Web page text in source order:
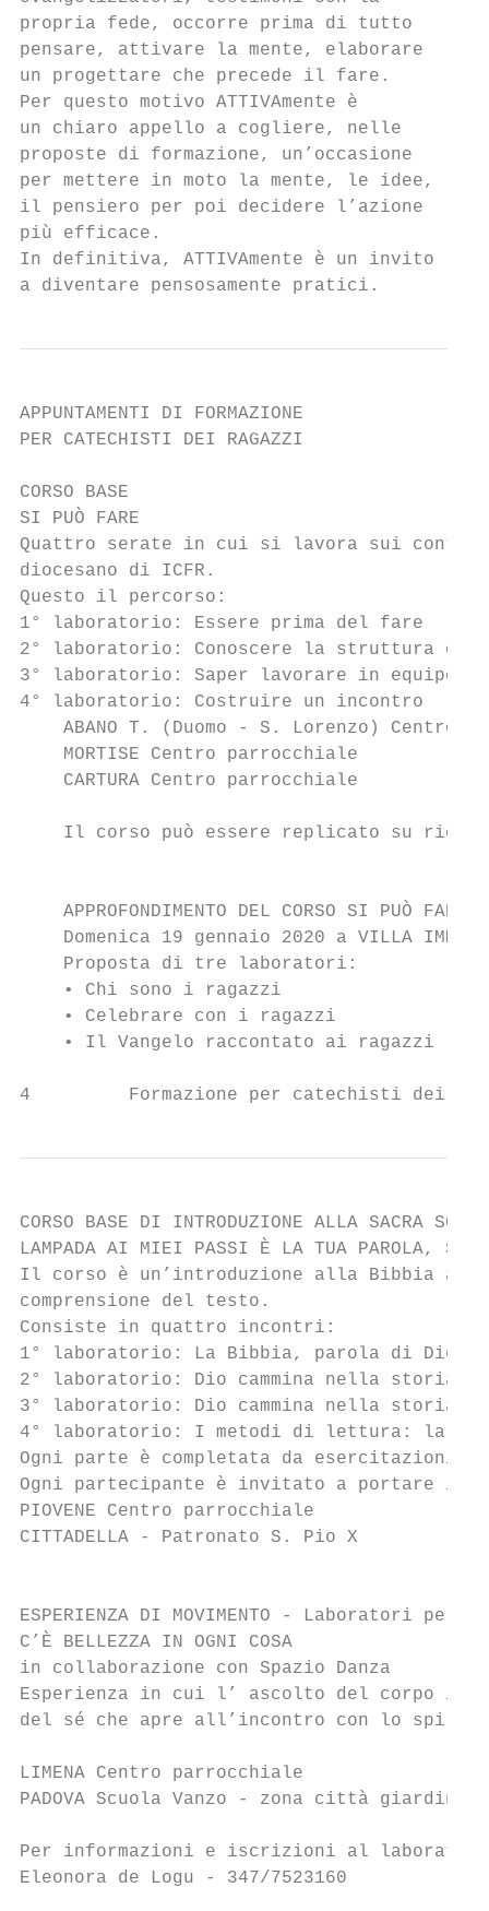
propria fede, occorre prima di tutto
pensare, attivare la mente, elaborare
un progettare che precede il fare.
Per questo motivo ATTIVAmente è
un chiaro appello a cogliere, nelle
proposte di formazione, un’occasione
per mettere in moto la mente, le idee,
il pensiero per poi decidere l’azione
più efficace.
In definitiva, ATTIVAmente è un invito
a diventare pensosamente pratici.
APPUNTAMENTI DI FORMAZIONE
PER CATECHISTI DEI RAGAZZI
CORSO BASE
SI PUÒ FARE
Quattro serate in cui si lavora sui
diocesano di ICFR.
Questo il percorso:
1° laboratorio: Essere prima del fare
2° laboratorio: Conoscere la struttura e
3° laboratorio: Saper lavorare in equipe
4° laboratorio: Costruire un incontro
ABANO T. (Duomo - S. Lorenzo) Centro
MORTISE Centro parrocchiale
CARTURA Centro parrocchiale
Il corso può essere replicato su
    APPROFONDIMENTO DEL CORSO SI PUÒ FARE
Domenica 19 gennaio 2020 a VILLA
    Proposta di tre laboratori:
    • Chi sono i ragazzi
    • Celebrare con i ragazzi
    • Il Vangelo raccontato ai ragazzi
4         Formazione per catechisti dei
CORSO BASE DI INTRODUZIONE ALLA SACRA
LAMPADA AI MIEI PASSI È LA TUA PAROLA,
Il corso è un’introduzione alla Bibbia
comprensione del testo.
Consiste in quattro incontri:
1° laboratorio: La Bibbia, parola di Dio
2° laboratorio: Dio cammina nella storia:
3° laboratorio: Dio cammina nella storia: il
4° laboratorio: I metodi di lettura: la
Ogni parte è completata da esercitazioni
Ogni partecipante è invitato a portare il
PIOVENE Centro parrocchiale
CITTADELLA - Patronato S. Pio X
ESPERIENZA DI MOVIMENTO - Laboratori
C’È BELLEZZA IN OGNI COSA
in collaborazione con Spazio Danza
Esperienza in cui l’ ascolto del corpo in
del sé che apre all’incontro con lo
LIMENA Centro parrocchiale
PADOVA Scuola Vanzo - zona città
Per informazioni e iscrizioni al
Eleonora de Logu - 347/7523160